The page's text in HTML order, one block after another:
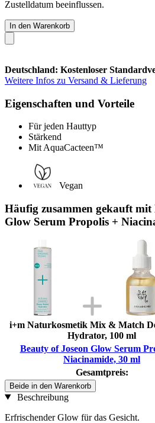
Zustelldatum beeinflussen.
In den Warenkorb
Deutschland: Kostenloser
Weitere Infos zu Versand & Lieferung
Eigenschaften und Vorteile
Für jeden Hauttyp
Stärkend
Mit AquaCacteen™
Vegan
Häufig zusammen gekauft mit
Glow Serum Propolis +
i+m Naturkosmetik Mix & Match
Hydrator, 100 ml
Beauty of Joseon Glow Serum
Niacinamide, 30 ml
Gesamtpreis:
Beide in den Warenkorb
Beschreibung
Erfrischender Glow für das Gesicht.